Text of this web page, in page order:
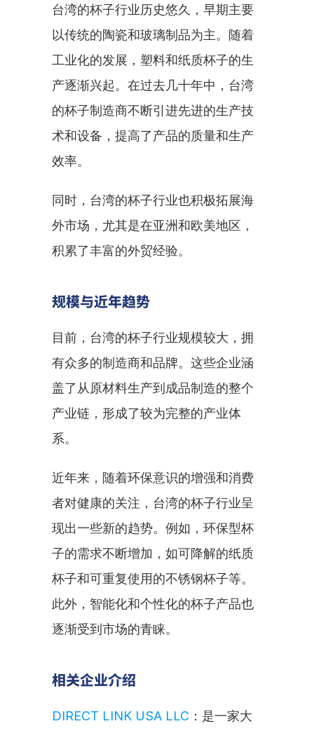
台湾的杯子行业历史悠久，早期主要
以传统的陶瓷和玻璃制品为主。随着
工业化的发展，塑料和纸质杯子的生
产逐渐兴起。在过去几十年中，台湾
的杯子制造商不断引进先进的生产技
术和设备，提高了产品的质量和生产
效率。
同时，台湾的杯子行业也积极拓展海
外市场，尤其是在亚洲和欧美地区，
积累了丰富的外贸经验。
规模与近年趋势
目前，台湾的杯子行业规模较大，拥
有众多的制造商和品牌。这些企业涵
盖了从原材料生产到成品制造的整个
产业链，形成了较为完整的产业体
系。
近年来，随着环保意识的增强和消费
者对健康的关注，台湾的杯子行业呈
现出一些新的趋势。例如，环保型杯
子的需求不断增加，如可降解的纸质
杯子和可重复使用的不锈钢杯子等。
此外，智能化和个性化的杯子产品也
逐渐受到市场的青睐。
相关企业介绍
DIRECT LINK USA LLC ：是一家大